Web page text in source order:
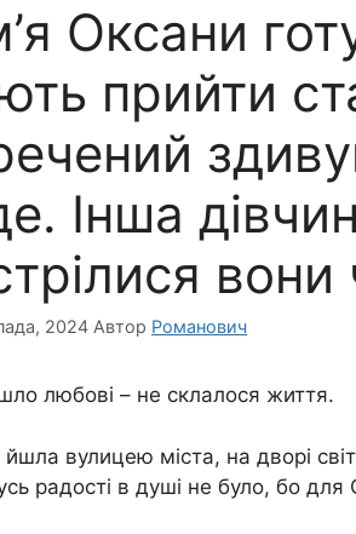
Оксани
прийти
Інша
вони
2024 Автор Романович
любові – не склалося життя.
вулицею міста, на дворі
радості в душі не було, бо